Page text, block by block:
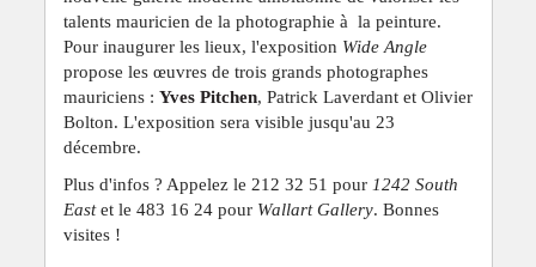
talents mauricien de la photographie à la peinture.
Pour inaugurer les lieux, l'exposition Wide Angle
propose les œuvres de trois grands photographes
mauriciens : Yves Pitchen, Patrick Laverdant et Olivier
Bolton. L'exposition sera visible jusqu'au 23
décembre.
Plus d'infos ? Appelez le 212 32 51 pour 1242 South
Eastet le 483 16 24 pour Wallart Gallery. Bonnes
visites !